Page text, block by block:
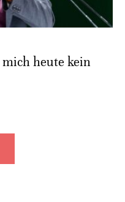
heute kein